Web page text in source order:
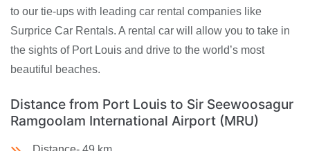
to our tie-ups with leading car rental companies like
Surprice Car Rentals. A rental car will allow you to take in
the sights of Port Louis and drive to the world’s most
beautiful beaches.
Distance from Port Louis to Sir Seewoosagur
Ramgoolam International Airport (MRU)